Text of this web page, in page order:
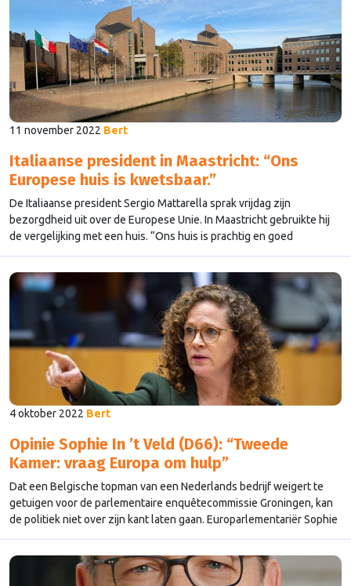
maar het is de analyse van Guy Verhofstadt die een boek schreef
Continued
11 november 2022 Bert
Italiaanse president in Maastricht: “Ons
Europese huis is kwetsbaar.”
De Italiaanse president Sergio Mattarella sprak vrijdag zijn
bezorgdheid uit over de Europese Unie. In Maastricht gebruikte hij
de vergelijking met een huis. “Ons huis is prachtig en goed
gebouwd, maar het is ook kwetsbaar en incompleet. Een zwakte in
de fundering kan alles waar we voor gewerkt hebben zo
omverwerpen.’’ De Europese Unie moet veranderen om te kunnen
overleven, aldus Mattarella.
4 oktober 2022 Bert
Opinie Sophie In ’t Veld (D66): “Tweede
Kamer: vraag Europa om hulp”
Dat een Belgische topman van een Nederlands bedrijf weigert te
getuigen voor de parlementaire enquêtecommissie Groningen, kan
de politiek niet over zijn kant laten gaan. Europarlementariër Sophie
in ’t Veld (D66) wil dat de Tweede Kamer de hulp van het Europees
Parlement inroept.